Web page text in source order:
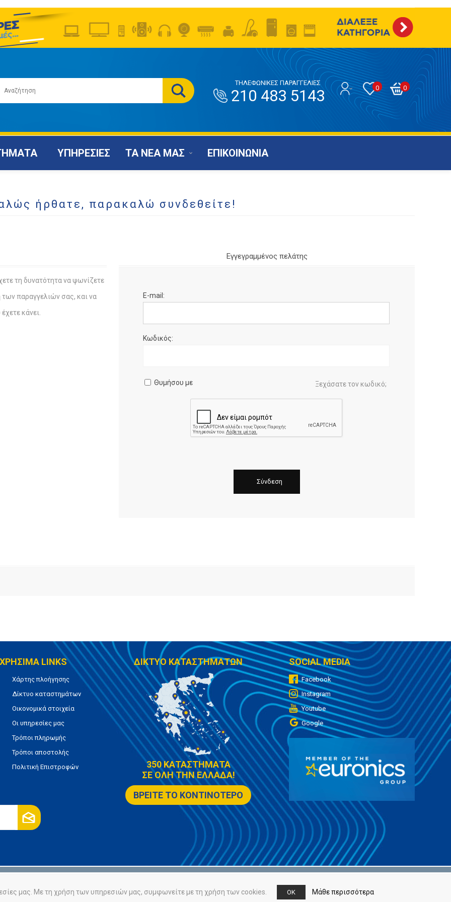
0
0
ΤΗΛΕΦΩΝΙΚΕΣ ΠΑΡΑΓΓΕΛΙΕΣ
210 483 5143
ΥΠΗΡΕΣΙΕΣ ΤΑ ΝΕΑ ΜΑΣ ΕΠΙΚΟΙΝΩΝΙΑ
ήρθατε, παρακαλώ συνδεθείτε!
τη δυνατότητα να ψωνίζετε
των παραγγελιών σας, και να
κάνει.
Εγγεγραμμένος πελάτης
E-mail:
Κωδικός:
Θυμήσου με Ξεχάσατε τον κωδικό;
ΧΡΗΣΙΜΑ LINKS
Χάρτης πλοήγησης
Δίκτυο καταστημάτων
Οικονομικά στοιχεία
Οι υπηρεσίες μας
Τρόποι πληρωμής
Τρόποι αποστολής
Πολιτική Επιστροφών
ΔΙΚΤΥΟ ΚΑΤΑΣΤΗΜΑΤΩΝ
350 ΚΑΤΑΣΤΗΜΑΤΑ
ΣΕ ΟΛΗ ΤΗΝ ΕΛΛΑΔΑ!
ΒΡΕΙΤΕ ΤΟ ΚΟΝΤΙΝΟΤΕΡΟ
SOCIAL MEDIA
Facebook
Instagram
Youtube
Google
Powered bynopCommerce
μας. Με τη χρήση των υπηρεσιών μας, συμφωνείτε με τη χρήση των cookies. OK Μάθε περισσότερα